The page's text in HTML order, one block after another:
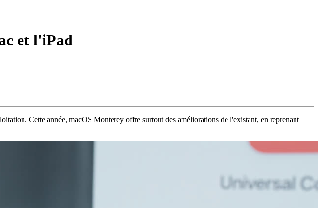
et l'iPad
Cette année, macOS Monterey offre surtout des améliorations de l'existant, en reprenant